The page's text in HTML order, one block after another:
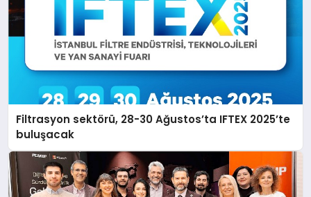
Filtrasyon sektörü, 28-30 Ağustos’ta IFTEX 2025’te
buluşacak